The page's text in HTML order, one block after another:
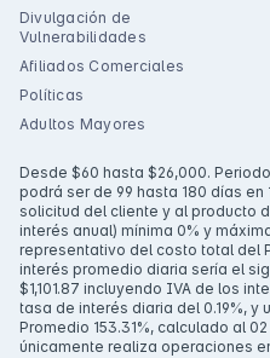
Divulgación de
Vulnerabilidades
Afiliados Comerciales
Políticas
Adultos Mayores
Desde $60 hasta $26,000.
podrá ser de 99 hasta 180 días en
solicitud del cliente y al producto
interés anual) mínima 0% y
representativo del costo total del
interés promedio diaria sería el
$1,101.87 incluyendo IVA de los
tasa de interés diaria del 0.19%, y
Promedio 153.31%, calculado al
únicamente realiza operaciones